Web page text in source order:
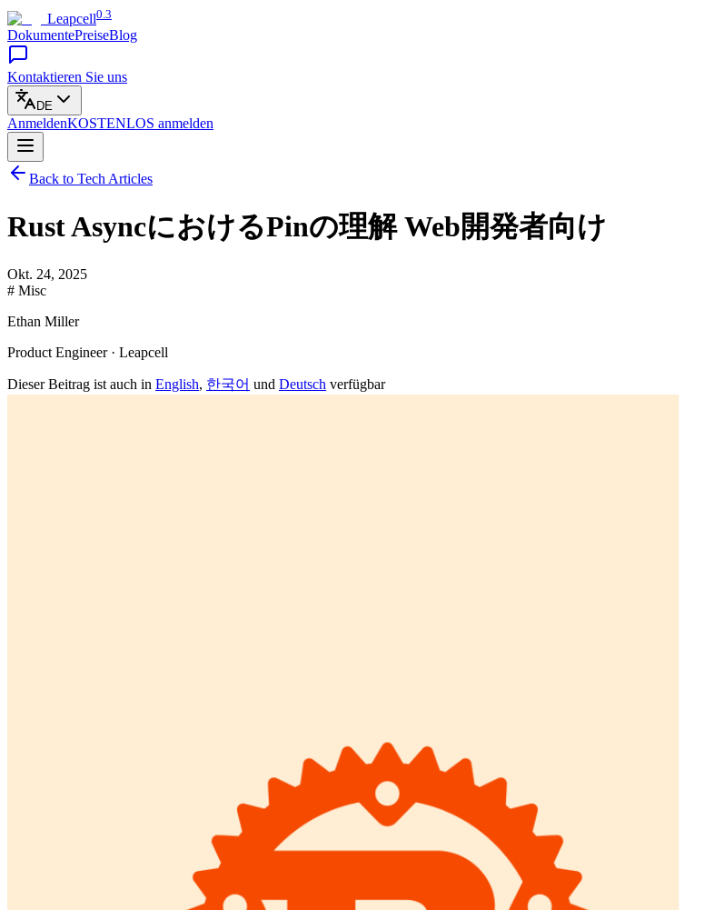
Leapcell0.3
DokumentePreiseBlog
Kontaktieren Sie uns
DE
AnmeldenKOSTENLOS anmelden
Back to Tech Articles
Rust AsyncにおけるPinの理解 Web開発者向け
Okt. 24, 2025
# Misc
Ethan Miller
Product Engineer · Leapcell
Dieser Beitrag ist auch in English, 한국어 und Deutsch verfügbar